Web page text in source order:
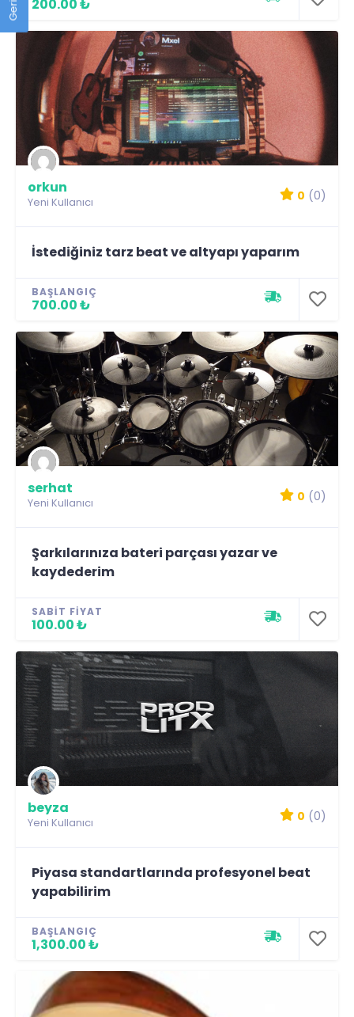
200.00 ₺
orkun
Yeni Kullanıcı 0 (0)
İstediğiniz tarz beat ve altyapı yaparım
BAŞLANGIÇ
700.00 ₺
serhat
Yeni Kullanıcı 0 (0)
Şarkılarınıza bateri parçası yazar ve
kaydederim
SABIT FIYAT
100.00 ₺
beyza
Yeni Kullanıcı 0 (0)
Piyasa standartlarında profesyonel beat
yapabilirim
BAŞLANGIÇ
1,300.00 ₺